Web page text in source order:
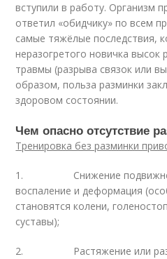
вступили в работу. Организм
ответил «обидчику» по всем
самые тяжёлые последствия,
неразогретого новичка высок
травмы (разрыва связок или
образом, польза разминки
здоровом состоянии.
Чем опасно отсутствие
Тренировка без разминки
1. Снижение
воспаление и деформация
становятся колени,
суставы);
2. Растяжение или